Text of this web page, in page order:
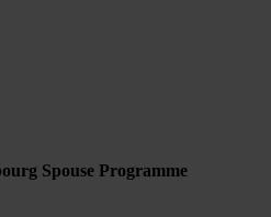
Spouse Programme